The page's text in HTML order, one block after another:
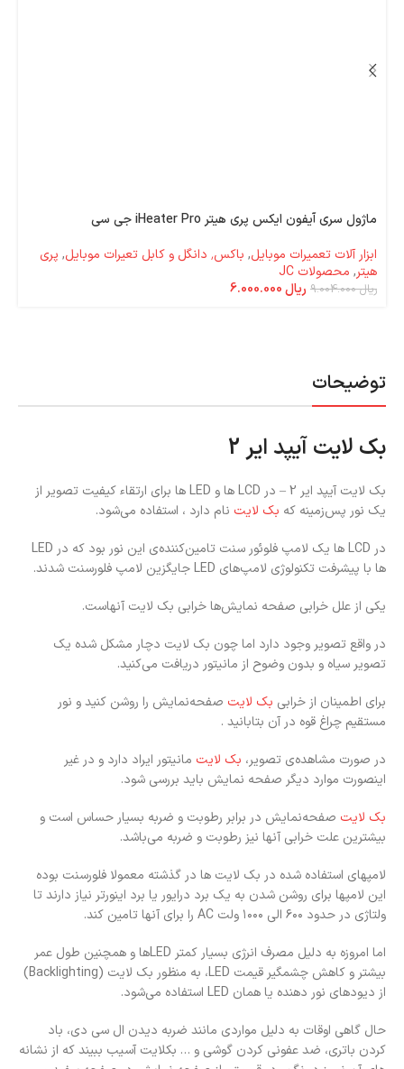
توضیحات
بک لایت آیپد ایر 2
بک لایت آیپد ایر 2 – در LCD ها و LED ها برای ارتقاء کیفیت تصویر از
یک نور پس‌زمینه که بک‌ لایت نام دارد ، استفاده می‌شود.
در LCD ها یک لامپ فلوئور سنت تامین‌کننده‌ی این نور بود که در LED
ها با پیشرفت تکنولوژی لامپ‌های LED جایگزین لامپ فلورسنت شدند.
یکی از علل خرابی صفحه نمایش‌ها خرابی بک‌ لایت آنهاست.
در واقع تصویر وجود دارد اما چون بک‌ لایت دچار مشکل شده یک
تصویر سیاه و بدون وضوح از مانیتور دریافت می‌کنید.
برای اطمینان از خرابی بک لایت صفحه‌نمایش را روشن کنید و نور
مستقیم چراغ قوه در آن بتابانید .
در صورت مشاهده‌ی تصویر، بک‌ لایت مانیتور ایراد دارد و در غیر
اینصورت موارد دیگر صفحه نمایش باید بررسی شود.
بک لایت صفحه‌نمایش در برابر رطوبت و ضربه بسیار حساس است و
بیشترین علت خرابی آنها نیز رطوبت و ضربه می‌باشد.
لامپهای استفاده شده در بک لایت ها در گذشته معمولا فلورسنت بوده
این لامپها برای روشن شدن به یک برد درایور یا برد اینورتر نیاز دارند تا
ولتاژی در حدود ۶۰۰ الی ۱۰۰۰ ولت AC را برای آنها تامین کند.
اما امروزه به دلیل مصرف انرژی بسیار کمتر LED‌ها و همچنین طول عمر
بیشتر و کاهش چشمگیر قیمت LED، به منظور بک لایت (Backlighting)
از دیودهای نور دهنده یا همان LED استفاده می‌شود.
حال گاهی اوقات به دلیل مواردی مانند ضربه دیدن ال سی دی، باد
کردن باتری، ضد عفونی کردن گوشی و … بکلایت آسیب ببیند که از نشانه
ماژول سری آیفون ایکس پری هیتر iHeater Pro جی سی
ابزار آلات تعمیرات موبایل, باکس٬ دانگل و کابل تعیرات موبایل , پری
هیتر, محصولات JC
ریال9.004.000 ریال